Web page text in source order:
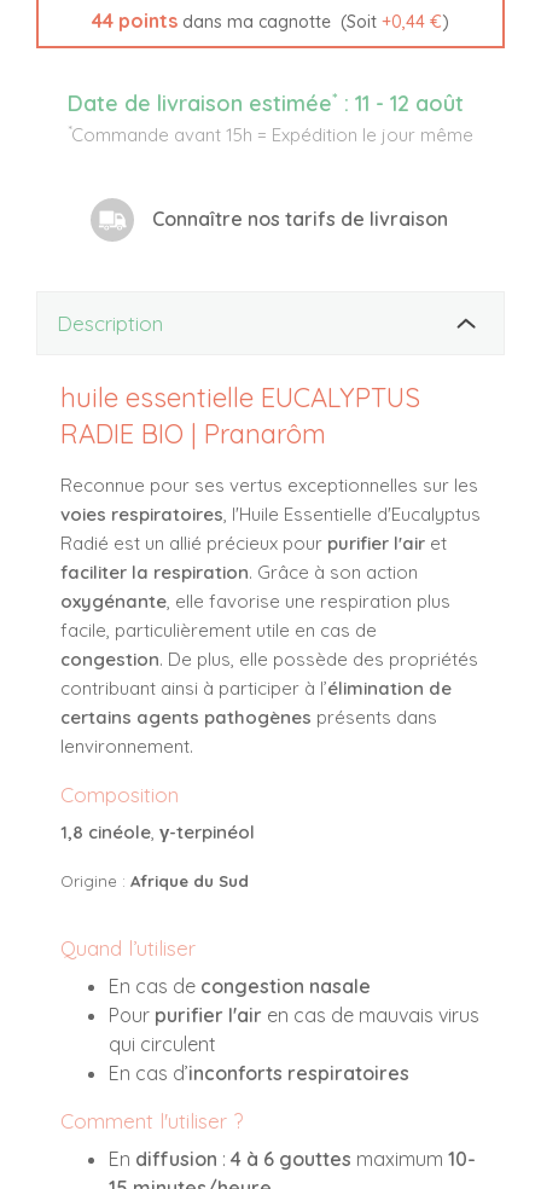
44 points dans ma cagnotte (Soit +0,44 €)
Date de livraison estimée* : 11 - 12 août
*Commande avant 15h = Expédition le jour même
Connaître nos tarifs de livraison
Description
huile essentielle EUCALYPTUS
RADIE BIO | Pranarôm
Reconnue pour ses vertus exceptionnelles sur les
voies respiratoires, l'Huile Essentielle d'Eucalyptus
Radié est un allié précieux pour purifier l'air et
faciliter la respiration. Grâce à son action
oxygénante, elle favorise une respiration plus
facile, particulièrement utile en cas de
congestion. De plus, elle possède des propriétés
contribuant ainsi à participer à l’élimination de
certains agents pathogènes présents dans
lenvironnement.
Composition
1,8 cinéole, γ-terpinéol
Origine : Afrique du Sud
Quand l’utiliser
En cas de congestion nasale
Pour purifier l'air en cas de mauvais virus
qui circulent
En cas d’inconforts respiratoires
Comment l'utiliser ?
En diffusion : 4 à 6 gouttes maximum 10-